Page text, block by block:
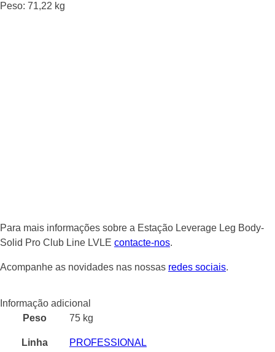
Peso: 71,22 kg
Para mais informações sobre a Estação Leverage Leg Body-
Solid Pro Club Line LVLE contacte-nos.
Acompanhe as novidades nas nossas redes sociais.
Informação adicional
Peso
75 kg
Linha PROFESSIONAL